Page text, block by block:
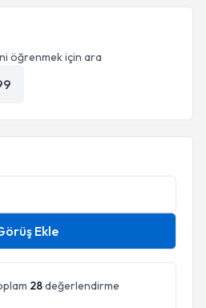
öğrenmek için ara
Ekle
28değerlendirme